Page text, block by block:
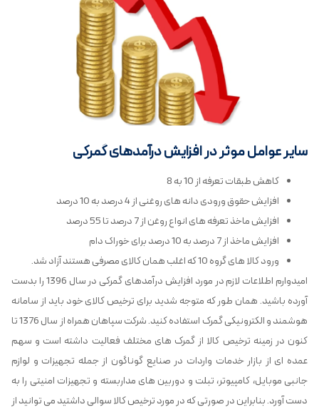
سایر عوامل موثر در افزایش درآمدهای گمرکی
کاهش طبقات تعرفه از 10 به 8
افزایش حقوق ورودی دانه های روغنی از 4 درصد به 10 درصد
افزایش ماخذ تعرفه های انواع روغن از 7 درصد تا 55 درصد
افزایش ماخذ از 7 درصد به 10 درصد برای خوراک دام
ورود کالا های گروه 10 که اغلب همان کالای مصرفی هستند آزاد شد.
امیدوارم اطلاعات لازم در مورد افزایش درآمدهای گمرکی در سال 1396 را بدست
آورده باشید. همان طور که متوجه شدید برای ترخیص کالای خود باید از سامانه
هوشمند و الکترونیکی گمرک استفاده کنید. شرکت سپاهان همراه از سال 1376 تا
کنون در زمینه ترخیص کالا از گمرک های مختلف فعالیت داشته است و سهم
عمده ای از بازار خدمات واردات در صنایع گوناگون از جمله تجهیزات و لوازم
جانبی موبایل، کامپیوتر، تبلت و دوربین های مداربسته و تجهیزات امنیتی را به
دست آورد. بنابراین در صورتی که در مورد ترخیص کالا سوالی داشتید می توانید از